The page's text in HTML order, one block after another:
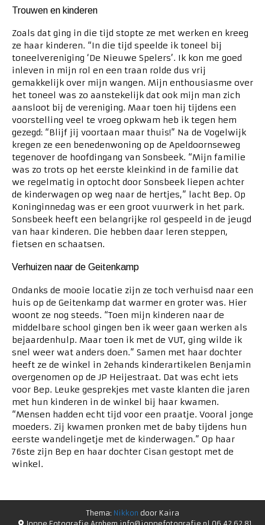
Trouwen en kinderen
Zoals dat ging in die tijd stopte ze met werken en kreeg
ze haar kinderen. “In die tijd speelde ik toneel bij
toneelvereniging ‘De Nieuwe Spelers’. Ik kon me goed
inleven in mijn rol en een traan rolde dus vrij
gemakkelijk over mijn wangen. Mijn enthousiasme over
het toneel was zo aanstekelijk dat ook mijn man zich
aansloot bij de vereniging. Maar toen hij tijdens een
voorstelling veel te vroeg opkwam heb ik tegen hem
gezegd: “Blijf jij voortaan maar thuis!” Na de Vogelwijk
kregen ze een benedenwoning op de Apeldoornseweg
tegenover de hoofdingang van Sonsbeek. “Mijn familie
was zo trots op het eerste kleinkind in de familie dat
we regelmatig in optocht door Sonsbeek liepen achter
de kinderwagen op weg naar de hertjes,” lacht Bep. Op
Koninginnedag was er een groot vuurwerk in het park.
Sonsbeek heeft een belangrijke rol gespeeld in de jeugd
van haar kinderen. Die hebben daar leren steppen,
fietsen en schaatsen.
Verhuizen naar de Geitenkamp
Ondanks de mooie locatie zijn ze toch verhuisd naar een
huis op de Geitenkamp dat warmer en groter was. Hier
woont ze nog steeds. “Toen mijn kinderen naar de
middelbare school gingen ben ik weer gaan werken als
bejaardenhulp. Maar toen ik met de VUT, ging wilde ik
snel weer wat anders doen.” Samen met haar dochter
heeft ze de winkel in 2ehands kinderartikelen Benjamin
overgenomen op de JP Heijestraat. Dat was echt iets
voor Bep. Leuke gesprekjes met vaste klanten die jaren
met hun kinderen in de winkel bij haar kwamen.
“Mensen hadden echt tijd voor een praatje. Vooral jonge
moeders. Zij kwamen pronken met de baby tijdens hun
eerste wandelingetje met de kinderwagen.” Op haar
76ste zijn Bep en haar dochter Cisan gestopt met de
winkel.
Thema: Nikkon door Kaira